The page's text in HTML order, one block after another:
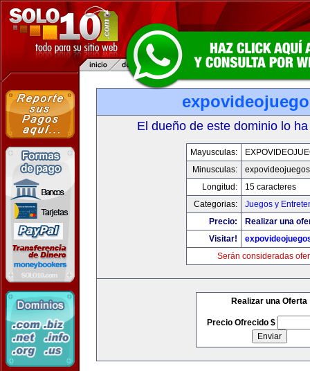
El dueño de este dominio lo
Mayusculas:
Minusculas:
Longitud:
15 caracteres
Categorias:
Juegos y
Precio:
Realizar una
Visitar!
Serán consideradas
Realizar una Oferta
Precio Ofrecido $